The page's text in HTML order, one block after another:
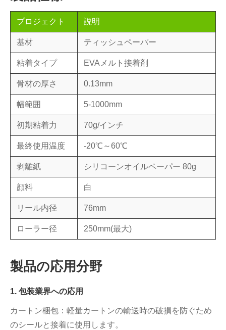
プロジェクト 説明
基材 ティッシュペーパー
粘着タイプ EVAメルト接着剤
骨材の厚さ 0.13mm
幅範囲 5-1000mm
初期粘着力 70g/インチ
最終使用温度 -20℃～60℃
剥離紙 シリコーンオイルペーパー 80g
顔料 白
リール内径 76mm
ローラー径 250mm(最大)
製品の応用分野
1. 包装業界への応用
カートン梱包：軽量カートンの輸送時の破損を防ぐため
のシールと接着に使用します。